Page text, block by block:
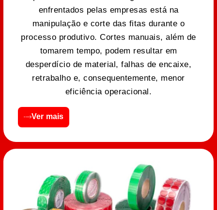
enfrentados pelas empresas está na
manipulação e corte das fitas durante o
processo produtivo. Cortes manuais, além de
tomarem tempo, podem resultar em
desperdício de material, falhas de encaixe,
retrabalho e, consequentemente, menor
eficiência operacional.
Ver mais